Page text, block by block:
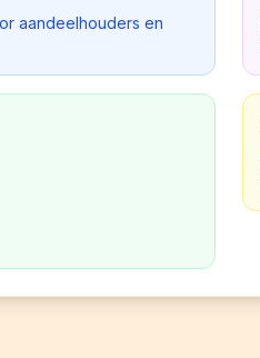
aandeelhouders en